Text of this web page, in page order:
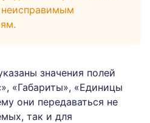
значения полей
«Габариты», «Единицы
они передаваться не
так и для